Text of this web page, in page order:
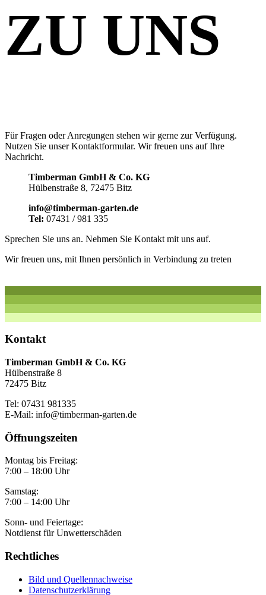
ZU UNS
Für Fragen oder Anregungen stehen wir gerne zur Verfügung.
Nutzen Sie unser Kontaktformular. Wir freuen uns auf Ihre
Nachricht.
Timberman GmbH & Co. KG
Hülbenstraße 8, 72475 Bitz
info@timberman-garten.de
Tel: 07431 / 981 335
Sprechen Sie uns an. Nehmen Sie Kontakt mit uns auf.
Wir freuen uns, mit Ihnen persönlich in Verbindung zu treten
Kontakt
Timberman GmbH & Co. KG
Hülbenstraße 8
72475 Bitz
Tel: 07431 981335
E-Mail: info@timberman-garten.de
Öffnungszeiten
Montag bis Freitag:
7:00 – 18:00 Uhr
Samstag:
7:00 – 14:00 Uhr
Sonn- und Feiertage:
Notdienst für Unwetterschäden
Rechtliches
Bild und Quellennachweise
Datenschutzerklärung